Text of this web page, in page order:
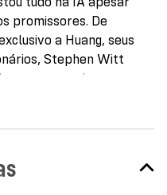
promissores. De
a Huang, seus
Stephen Witt
empresa e de seu
figuras mais
defender sua visão
se um dos homens